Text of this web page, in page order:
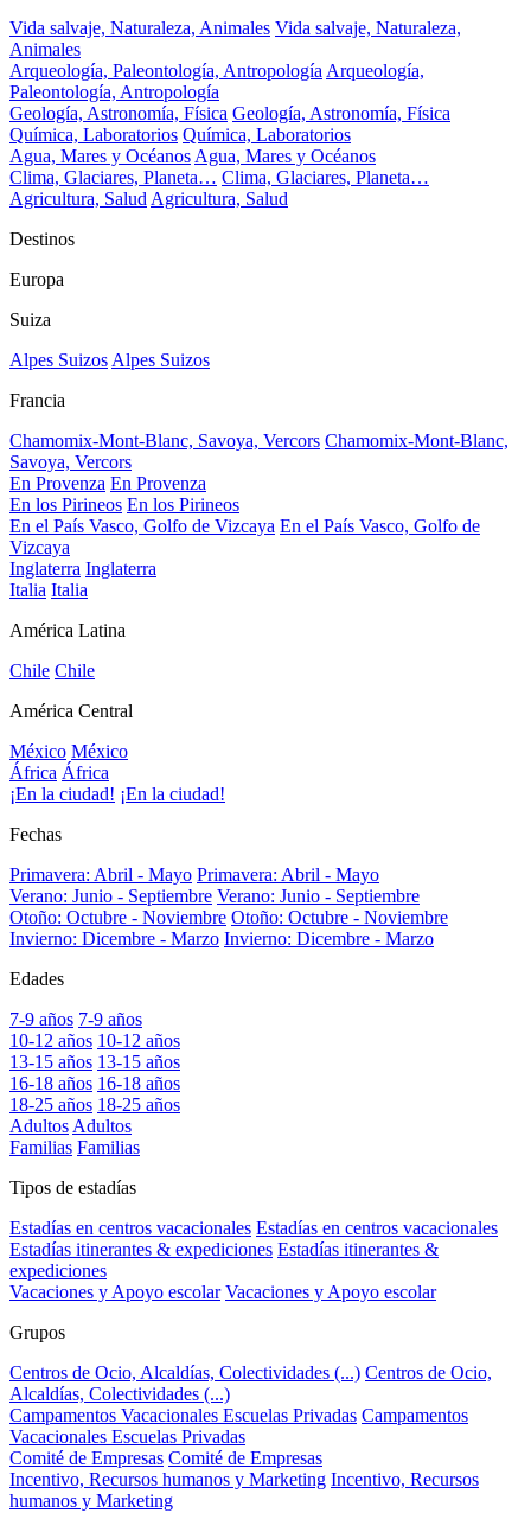
Vida salvaje, Naturaleza, Animales Vida salvaje, Naturaleza,
Animales
Arqueología, Paleontología, AntropologíaArqueología,
Paleontología, Antropología
Geología, Astronomía, Física Geología, Astronomía, Física
Química, Laboratorios Química, Laboratorios
Agua, Mares y OcéanosAgua, Mares y Océanos
Clima, Glaciares, Planeta… Clima, Glaciares, Planeta…
Agricultura, SaludAgricultura, Salud
Destinos
Europa
Suiza
Alpes SuizosAlpes Suizos
Francia
Chamomix-Mont-Blanc, Savoya, Vercors Chamomix-Mont-Blanc,
Savoya, Vercors
En Provenza En Provenza
En los Pirineos En los Pirineos
En el País Vasco, Golfo de Vizcaya En el País Vasco, Golfo de
Vizcaya
Inglaterra Inglaterra
Italia Italia
América Latina
Chile Chile
América Central
México México
África África
¡En la ciudad! ¡En la ciudad!
Fechas
Primavera: Abril - Mayo Primavera: Abril - Mayo
Verano: Junio - Septiembre Verano: Junio - Septiembre
Otoño: Octubre - Noviembre Otoño: Octubre - Noviembre
Invierno: Dicembre - Marzo Invierno: Dicembre - Marzo
Edades
7-9 años 7-9 años
10-12 años 10-12 años
13-15 años 13-15 años
16-18 años 16-18 años
18-25 años 18-25 años
AdultosAdultos
Familias Familias
Tipos de estadías
Estadías en centros vacacionales Estadías en centros vacacionales
Estadías itinerantes & expediciones Estadías itinerantes &
expediciones
Vacaciones y Apoyo escolar Vacaciones y Apoyo escolar
Grupos
Centros de Ocio, Alcaldías, Colectividades (...) Centros de Ocio,
Alcaldías, Colectividades (...)
Campamentos Vacacionales Escuelas Privadas Campamentos
Vacacionales Escuelas Privadas
Comité de Empresas Comité de Empresas
Incentivo, Recursos humanos y Marketing Incentivo, Recursos
humanos y Marketing